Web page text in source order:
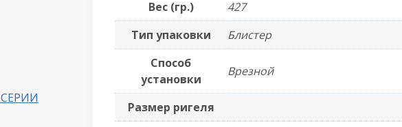
Вес (гр.)
427
Тип упаковки
Блистер
Способ
установки
Врезной
Размер ригеля